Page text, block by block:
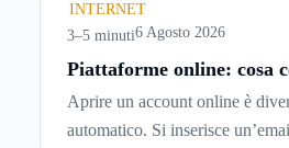
INTERNET
3–5 minuti6 Agosto 2026
Piattaforme online: cosa
prima di iscriversi e
tempo reale
Aprire un account online è
automatico. Si inserisce